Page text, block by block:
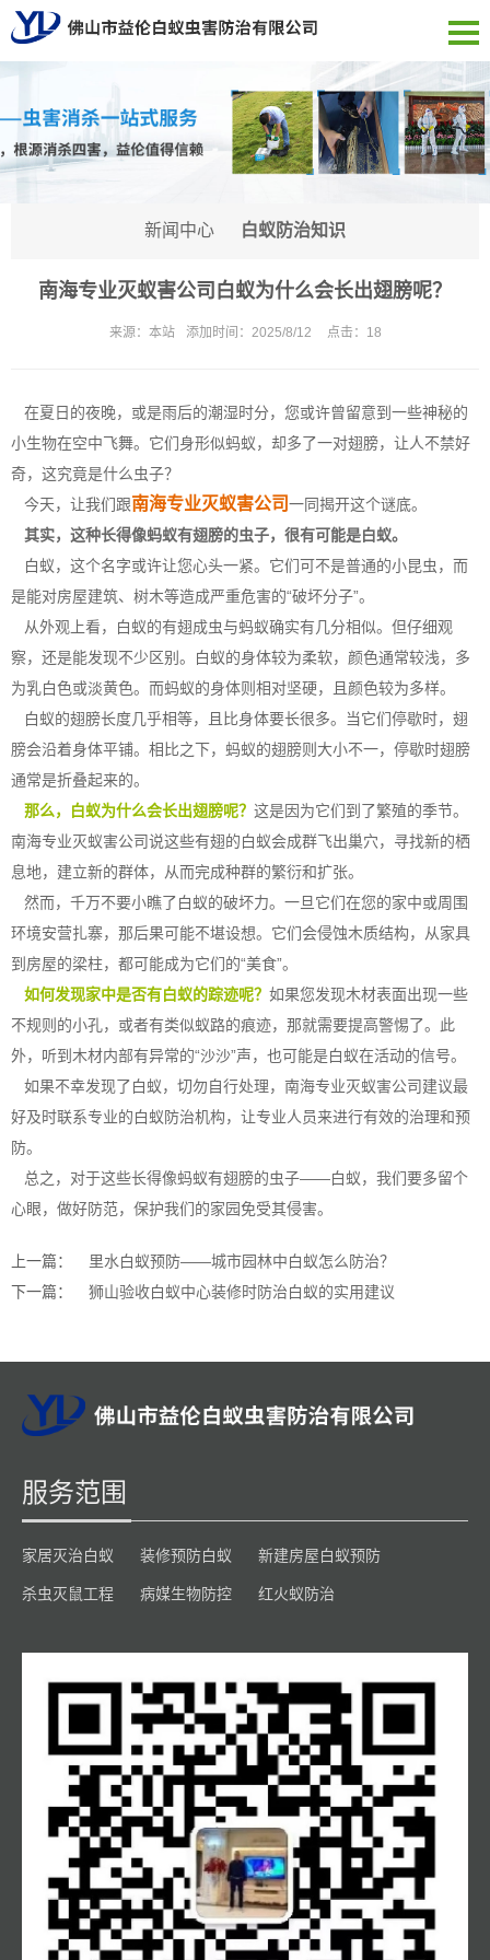
新闻中心 白蚁防治知识
南海专业灭蚁害公司白蚁为什么会长出翅膀呢？
来源： 本站 添加时间： 2025/8/12 点击： 18
在夏日的夜晚，或是雨后的潮湿时分，您或许曾留意到一些神秘的
小生物在空中飞舞。它们身形似蚂蚁，却多了一对翅膀，让人不禁好
奇，这究竟是什么虫子？
今天，让我们跟南海专业灭蚁害公司一同揭开这个谜底。
其实，这种长得像蚂蚁有翅膀的虫子，很有可能是白蚁。
白蚁，这个名字或许让您心头一紧。它们可不是普通的小昆虫，而
是能对房屋建筑、树木等造成严重危害的“破坏分子”。
从外观上看，白蚁的有翅成虫与蚂蚁确实有几分相似。但仔细观
察，还是能发现不少区别。白蚁的身体较为柔软，颜色通常较浅，多
为乳白色或淡黄色。而蚂蚁的身体则相对坚硬，且颜色较为多样。
白蚁的翅膀长度几乎相等，且比身体要长很多。当它们停歇时，翅
膀会沿着身体平铺。相比之下，蚂蚁的翅膀则大小不一，停歇时翅膀
通常是折叠起来的。
那么，白蚁为什么会长出翅膀呢？ 这是因为它们到了繁殖的季节。
南海专业灭蚁害公司说这些有翅的白蚁会成群飞出巢穴，寻找新的栖
息地，建立新的群体，从而完成种群的繁衍和扩张。
然而，千万不要小瞧了白蚁的破坏力。一旦它们在您的家中或周围
环境安营扎寨，那后果可能不堪设想。它们会侵蚀木质结构，从家具
到房屋的梁柱，都可能成为它们的“美食”。
如何发现家中是否有白蚁的踪迹呢？ 如果您发现木材表面出现一些
不规则的小孔，或者有类似蚁路的痕迹，那就需要提高警惕了。此
外，听到木材内部有异常的“沙沙”声，也可能是白蚁在活动的信号。
如果不幸发现了白蚁，切勿自行处理，南海专业灭蚁害公司建议最
好及时联系专业的白蚁防治机构，让专业人员来进行有效的治理和预
防。
总之，对于这些长得像蚂蚁有翅膀的虫子——白蚁，我们要多留个
心眼，做好防范，保护我们的家园免受其侵害。
上一篇：
里水白蚁预防——城市园林中白蚁怎么防治？
下一篇：
狮山验收白蚁中心装修时防治白蚁的实用建议
服务范围
家居灭治白蚁 装修预防白蚁 新建房屋白蚁预防
杀虫灭鼠工程 病媒生物防控 红火蚁防治